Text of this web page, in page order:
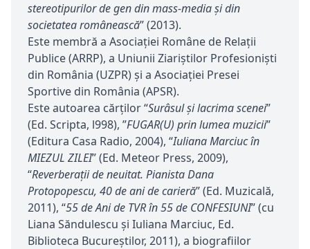
stereotipurilor de gen din mass-media şi din
societatea românească” (2013).
Este membră a Asociaţiei Române de Relaţii
Publice (ARRP), a Uniunii Ziariștilor Profesioniști
din România (UZPR) şi a Asociaţiei Presei
Sportive din România (APSR).
Este autoarea cărţilor “Surâsul şi lacrima scenei”
(Ed. Scripta, l998), ”FUGAR(U) prin lumea muzicii”
(Editura Casa Radio, 2004), “Iuliana Marciuc în
MIEZUL ZILEI” (Ed. Meteor Press, 2009),
“Reverberaţii de neuitat. Pianista Dana
Protopopescu, 40 de ani de carieră” (Ed. Muzicală,
2011), “55 de Ani de TVR în 55 de CONFESIUNI” (cu
Liana Săndulescu și Iuliana Marciuc, Ed.
Biblioteca Bucureştilor, 2011), a biografiilor